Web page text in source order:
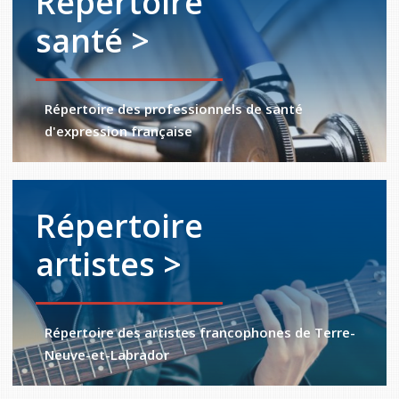
santé >
Répertoire des professionnels de santé
d'expression française
Répertoire
artistes >
Répertoire des artistes francophones de Terre-
Neuve-et-Labrador